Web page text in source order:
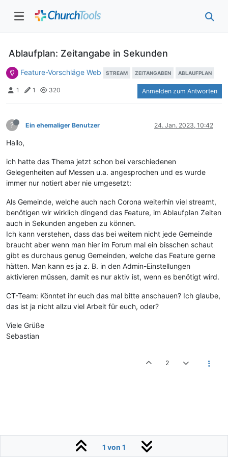
Ablaufplan: Zeitangabe in Sekunden
Feature-Vorschläge Web STREAM ZEITANGABEN ABLAUFPLAN
1 1 320 Anmelden zum Antworten
? Ein ehemaliger Benutzer 24. Jan. 2023, 10:42
Hallo,
ich hatte das Thema jetzt schon bei verschiedenen
Gelegenheiten auf Messen u.a. angesprochen und es wurde
immer nur notiert aber nie umgesetzt:
Als Gemeinde, welche auch nach Corona weiterhin viel streamt,
benötigen wir wirklich dingend das Feature, im Ablaufplan Zeiten
auch in Sekunden angeben zu können.
Ich kann verstehen, dass das bei weitem nicht jede Gemeinde
braucht aber wenn man hier im Forum mal ein bisschen schaut
gibt es durchaus genug Gemeinden, welche das Feature gerne
hätten. Man kann es ja z. B. in den Admin-Einstellungen
aktivieren müssen, damit es nur aktiv ist, wenn es benötigt wird.
CT-Team: Könntet ihr euch das mal bitte anschauen? Ich glaube,
das ist ja nicht allzu viel Arbeit für euch, oder?
Viele Grüße
Sebastian
2
1 von 1